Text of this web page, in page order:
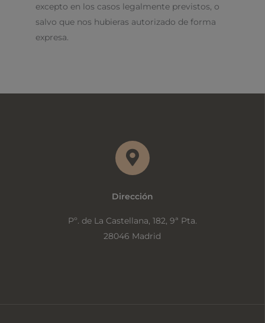
excepto en los casos legalmente previstos, o
salvo que nos hubieras autorizado de forma
expresa.
Dirección
Pº. de La Castellana, 182, 9ª Pta.
28046 Madrid